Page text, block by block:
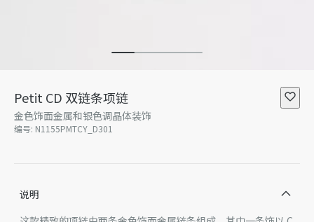
Petit CD 双链条项链
金色饰面金属和银色调晶体装饰
编号: N1155PMTCY_D301
说明